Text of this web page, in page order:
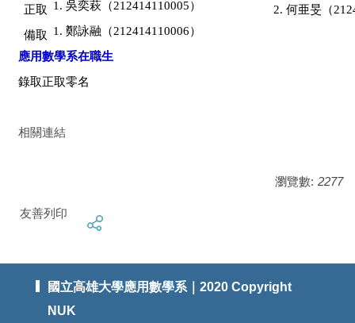
正取
1. 吳奕萩（212414110005）
2. 何亜旻（
備取
1. 鄭詠融（212414110006）
應用數學系在職生
錄取正取零名
相關連結
瀏覽數: 2277
友善列印
國立高雄大學應用數學系｜2020 Copyright
NUK